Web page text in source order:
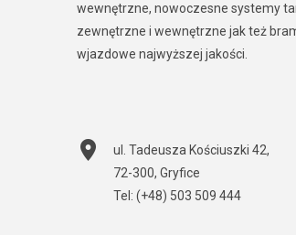
wewnętrzne, nowoczesne systemy
zewnętrzne i wewnętrzne jak też
wjazdowe najwyższej jakości.
ul. Tadeusza Kościuszki 42,
72-300, Gryfice
Tel: (+48) 503 509 444